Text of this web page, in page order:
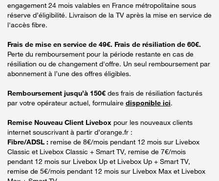
engagement 24 mois valables en France métropolitaine sous
réserve d’éligibilité. Livraison de la TV après la mise en service de
l'accès fibre.
Frais de mise en service de 49€. Frais de résiliation de 60€.
Perte du remboursement pour la période restante en cas de
résiliation ou de changement d'offre. Un seul remboursement par
abonnement à l’une des offres éligibles.
Remboursement jusqu’à 150€ des frais de résiliation facturés
par votre opérateur actuel, formulaire disponible ici.
Remise Nouveau Client Livebox pour les nouveaux clients
internet souscrivant à partir d’orange.fr :
Fibre/ADSL : remise de 8€/mois pendant 12 mois sur Livebox
Classic et Livebox Classic + Smart TV, remise de 7€/mois
pendant 12 mois sur Livebox Up et Livebox Up + Smart TV,
remise de 5€/mois pendant 12 mois sur Livebox Max et Livebox